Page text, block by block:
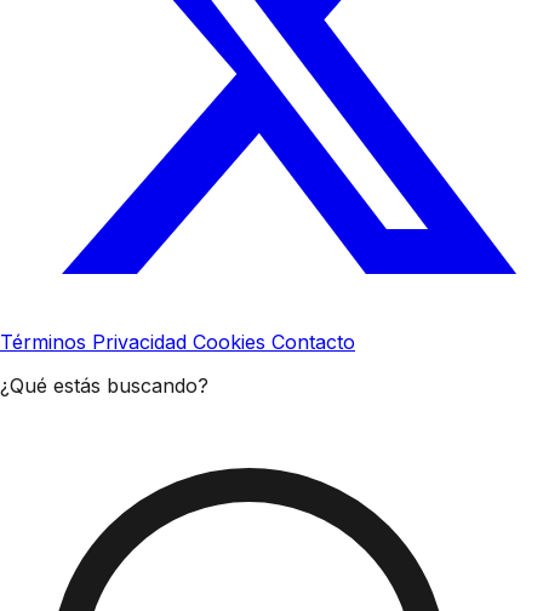
Términos Privacidad Cookies Contacto
¿Qué estás buscando?